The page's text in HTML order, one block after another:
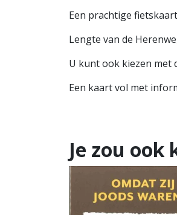
Een prachtige
Lengte van de
U kunt ook kiezen met
Een kaart vol met
Je zou